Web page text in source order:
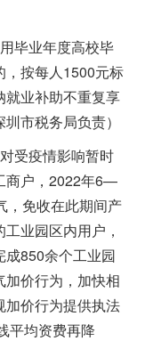
毕业年度高校毕
，按每人1500元标
就业补助不重复享
市税务局负责）
对受疫情影响暂时
商户，2022年6—
，免收在此期间产
业园区内用户，
850余个工业园
价行为，加快相
加价行为提供执法
平均资费再降